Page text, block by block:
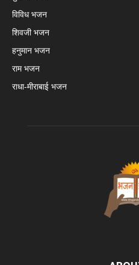
विविध भजन
शिवजी भजन
हनुमान भजन
राम भजन
राधा-मीराबाई भजन